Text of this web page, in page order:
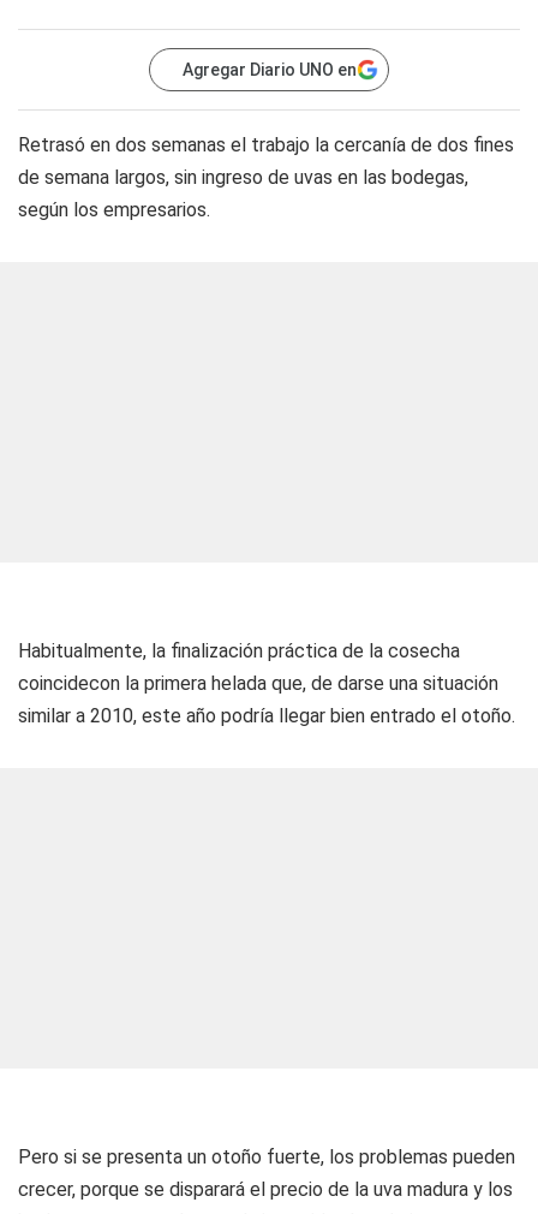
Agregar Diario UNO en
Retrasó en dos semanas el trabajo la cercanía de dos fines
de semana largos, sin ingreso de uvas en las bodegas,
según los empresarios.
Habitualmente, la finalización práctica de la cosecha
coincidecon la primera helada que, de darse una situación
similar a 2010, este año podría llegar bien entrado el otoño.
Pero si se presenta un otoño fuerte, los problemas pueden
crecer, porque se disparará el precio de la uva madura y los